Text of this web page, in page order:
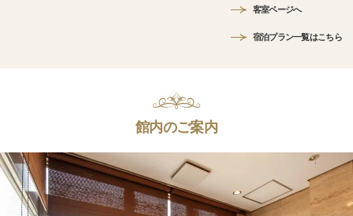
客室ページへ
宿泊プラン一覧はこちら
館内のご案内